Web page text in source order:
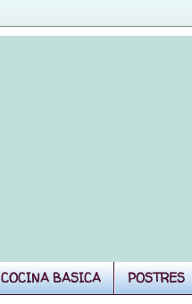
COCINA BASICA POSTRES